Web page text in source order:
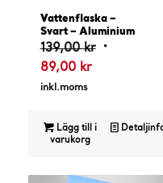
Vattenflaska –
Svart – Aluminium
139,00kr Det
139,00 kr.
89,00 krDet
är:
inkl.moms
Lägg till i
varukorg